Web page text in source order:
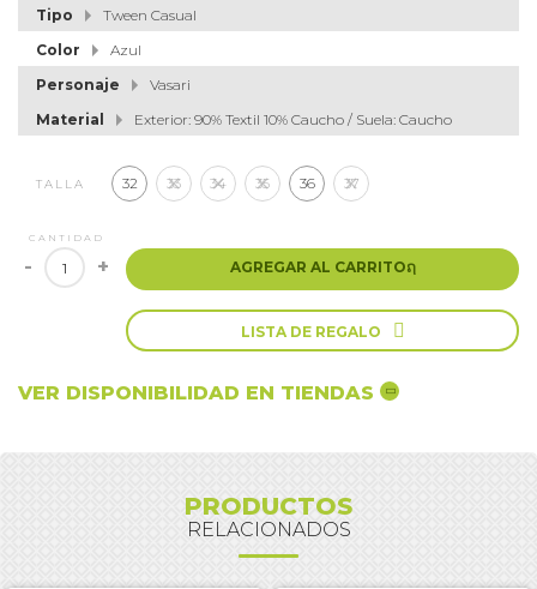
Tipo
Tween Casual
Color
Azul
Personaje
Vasari
Material
Exterior: 90% Textil 10% Caucho / Suela: Caucho
TALLA 32 33 34 35 36 37
CANTIDAD
- + AGREGAR AL CARRITOຐ
LISTA DE REGALO 
VER DISPONIBILIDAD EN TIENDAS
PRODUCTOS
RELACIONADOS